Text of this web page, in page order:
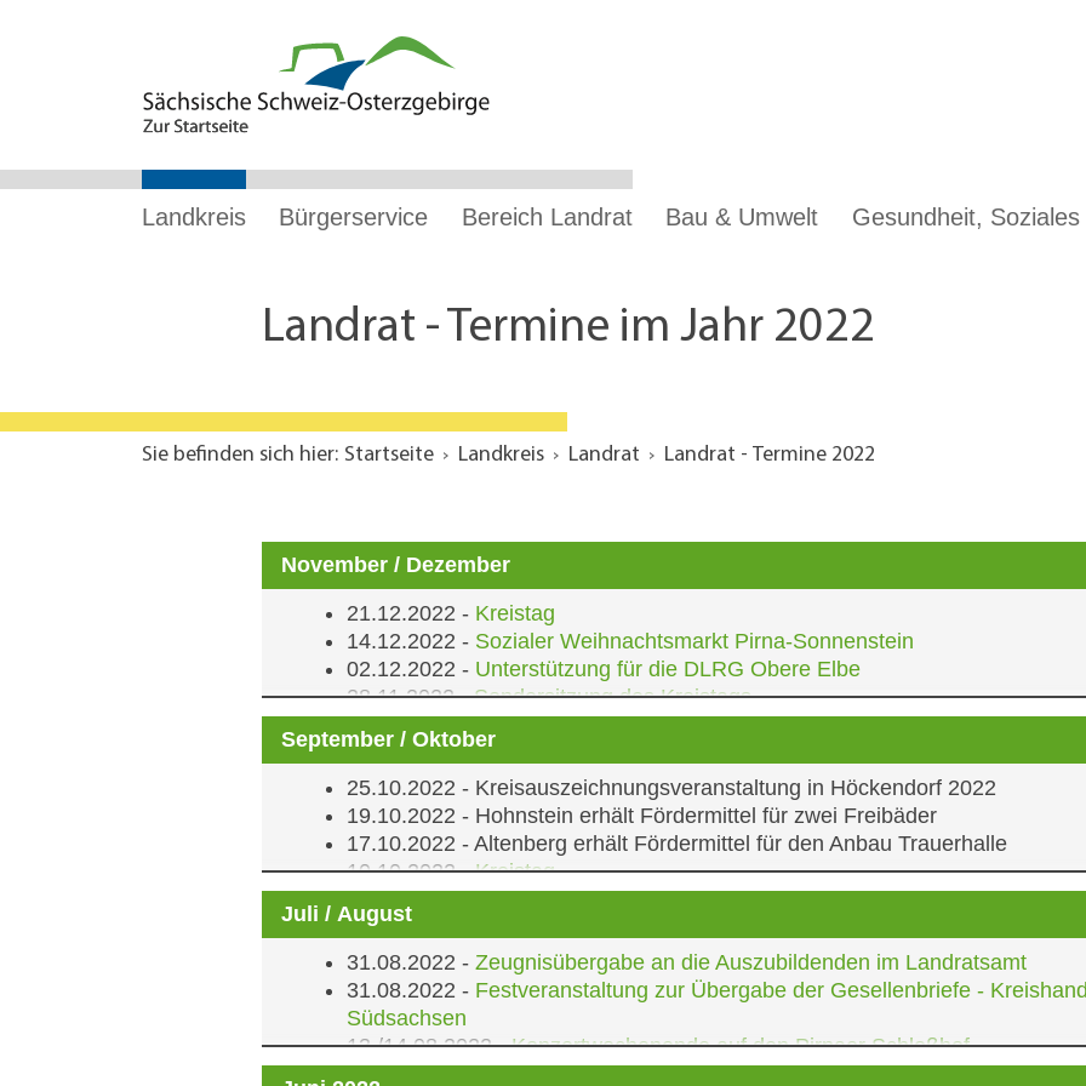
Landkreis Bürgerservice Bereich Landrat Bau & Umwelt Gesundheit,
Landrat - Termine im Jahr 2022
Sie befinden sich hier: Startseite Landkreis Landrat Landrat - Termine 2022
November / Dezember
21.12.2022 - Kreistag
14.12.2022 - Sozialer Weihnachtsmarkt Pirna-Sonnenstein
02.12.2022 - Unterstützung für die DLRG Obere Elbe
28.11.2022 -Sondersitzung des Kreistags
13.11.2022 -
05.11.2022 -Unibörse
04.11.2022 - Deutsches Rotes Kreuz Kreisverband Freital e. V. erhält
03.11.2022 - Förderung für ehrenamtliche Arbeit der Johanniter in Heidenau
September / Oktober
25.10.2022 - Kreisauszeichnungsveranstaltung in Höckendorf 2022
19.10.2022 - Hohnstein erhält Fördermittel für zwei Freibäder
17.10.2022 - Altenberg erhält Fördermittel für den Anbau Trauerhalle
10.10.2022 -Kreistag
30.09.2022 -
29.09.2022 - Wirtschaftstreff in Bannewitz
25.09.2022 - Enthüllung Canaletto-Relief
24.09.2022 -
10.09.2022 -Tag der Ausbildung
09.09.2022 -Amtseinführung von Lutz Rodig als neuer Polizeipräsident
Juli / August
31.08.2022 - Zeugnisübergabe an die Auszubildenden im Landratsamt
31.08.2022 - Festveranstaltung zur Übergabe der Gesellenbriefe -
Südsachsen
13./14.08.2022 -Konzertwochenende auf den Pirnaer Schloßhof